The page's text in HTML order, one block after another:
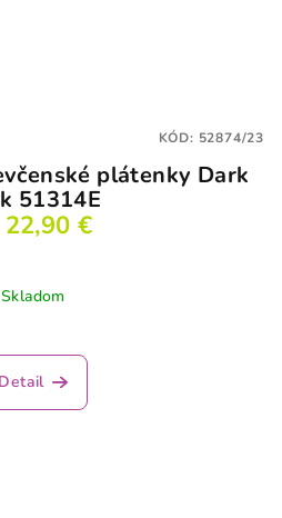
plátenky Dark
51314E
22,90 €
Skladom
Detail
KÓD: 52874/23